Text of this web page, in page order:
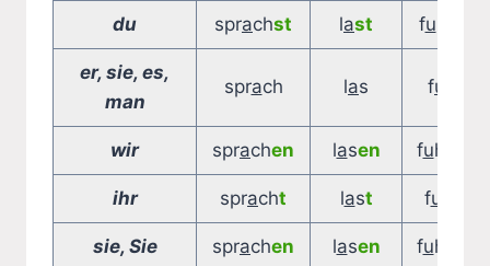
du sprachst last fu
er, sie, es,
man
sprach las fu
wir sprachen lasen fuhr
ihr spracht last fu
sie, Sie sprachen lasen fuhr